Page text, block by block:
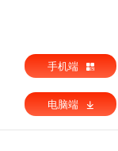
手机端
电脑端